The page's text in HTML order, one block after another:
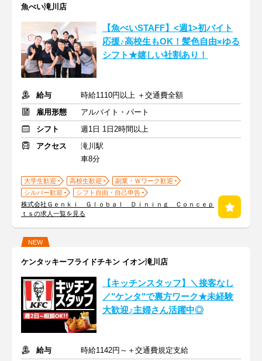
魚べい滝川店
【魚べいSTAFF】<週1>初バイト
応援♪高校生もOK！髪色自由×ゆる
シフト★嬉しい社割あり！
給与
時給1110円以上 ＋交通費全額
雇用形態
アルバイト・パート
シフト
週1日 1日2時間以上
アクセス
滝川駅
車8分
大学生歓迎 高校生歓迎
副業・Ｗワーク歓迎
シルバー歓迎
シフト自由・自己申告
株式会社Ｇｅｎｋｉ Ｇｌｏｂａｌ Ｄｉｎｉｎｇ Ｃｏｎｃｅｐ
ｔｓの求人一覧を見る
NEW
ケンタッキーフライドチキン イオン滝川店
【キッチンスタッフ】＼接客なし
／"ケンタ"で裏方ワーク★未経験
大歓迎♪主婦さん活躍中◎
給与
時給1142円～＋交通費規定支給